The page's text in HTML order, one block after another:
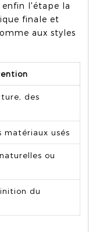
l'étape la
finale et
aux styles
des
matériaux usés
ou
du